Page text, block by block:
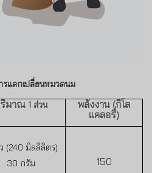
รแลกเปลี่ยนหมวดนม
มาณ 1 ส่วน
พลังงาน (กิโล
แคลอรี่)
(240 มิลลิลิตร)
30 กรัม
150